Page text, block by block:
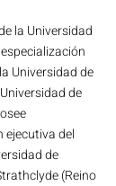
la Universidad
Universidad de
de
ejecutiva del
de
(Reino